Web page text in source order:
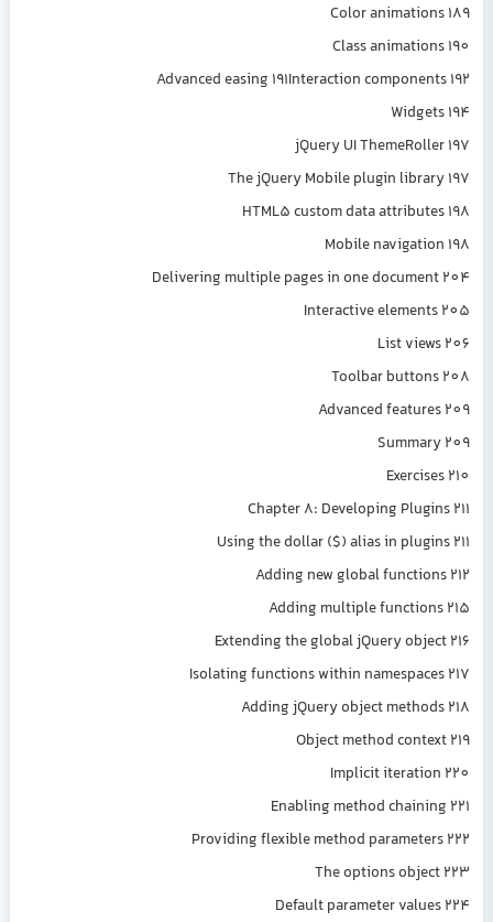
Color
Class
Advanced easing 191Interaction
jQuery UI
The jQuery Mobile plugin
HTML5 custom data
Mobile
Delivering multiple pages in one
Interactive
List
Toolbar
Advanced
Chapter 8: Developing
Using the dollar ($) alias in
Adding new global
Adding multiple
Extending the global jQuery
Isolating functions within
Adding jQuery object
Object method
Implicit
Enabling method
Providing flexible method
The options
Default parameter